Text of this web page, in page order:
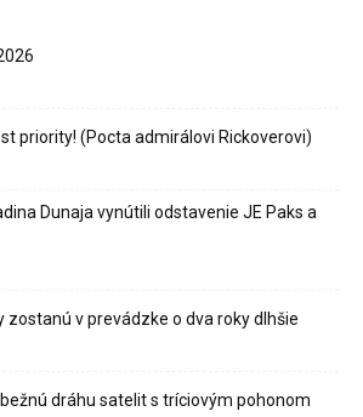
priority! (Pocta admirálovi Rickoverovi)
Dunaja vynútili odstavenie JE Paks a
zostanú v prevádzke o dva roky dlhšie
dráhu satelit s tríciovým pohonom